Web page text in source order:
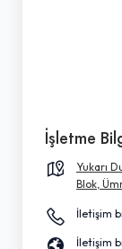
İşletme
Yukarı
Blok,
İletişim
İletişim